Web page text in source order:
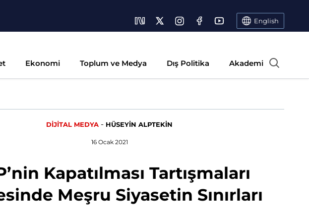
English
Ekonomi Toplum ve Medya Dış Politika Akademi
DİJİTAL MEDYA - HÜSEYİN ALPTEKİN
16 Ocak 2021
Kapatılması Tartışmaları
Meşru Siyasetin Sınırları